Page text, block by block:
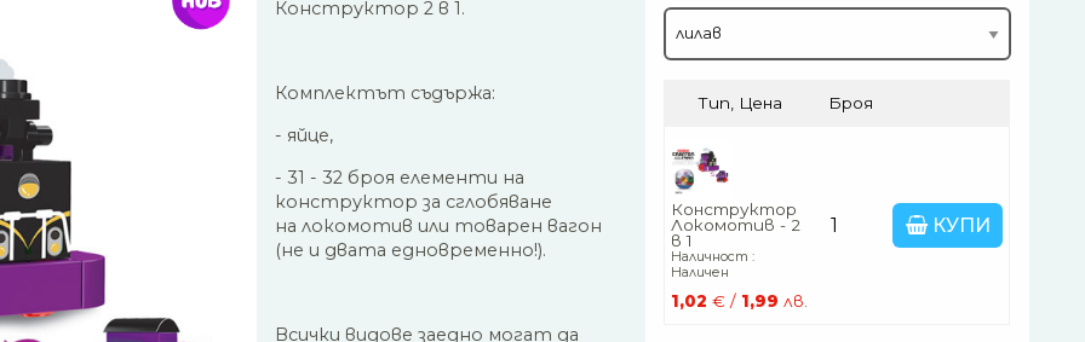
Конструктор 2 в 1.
Комплектът съдържа:
- яйце,
- 31 - 32 броя елементи на
конструктор за сглобяване
на локомотив или товарен вагон
(не и двата едновременно!).
Всички видове заедно могат да
Тип, Цена Броя
Конструктор
Локомотив - 2
в 1
Наличност :
Наличен
1,02 € / 1,99 лв.
КУПИ